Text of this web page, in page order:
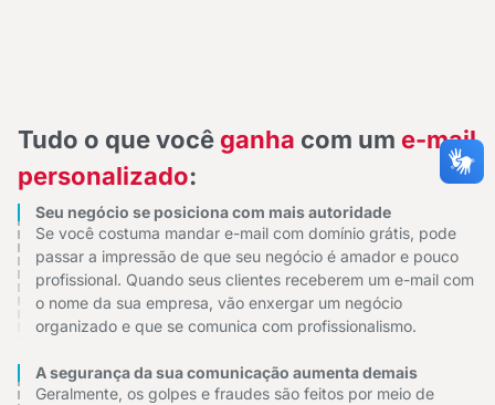
Tudo o que você ganha com um e-mail
personalizado:
Seu negócio se posiciona com mais autoridade
Se você costuma mandar e-mail com domínio grátis, pode
passar a impressão de que seu negócio é amador e pouco
profissional. Quando seus clientes receberem um e-mail com
o nome da sua empresa, vão enxergar um negócio
organizado e que se comunica com profissionalismo.
A segurança da sua comunicação aumenta demais
Geralmente, os golpes e fraudes são feitos por meio de